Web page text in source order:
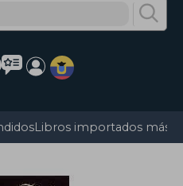
Libros importados más